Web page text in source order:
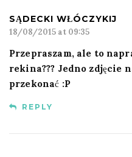
SĄDECKI WŁÓCZYKIJ
18/08/2015 at 09:35
Przepraszam, ale to
rekina??? Jedno zdjęcie
przekonać :P
REPLY